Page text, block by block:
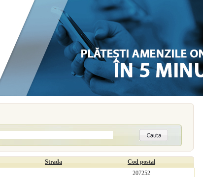
Strada
Cod postal
207252